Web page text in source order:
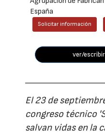
España
Solicitar información
ver/
El 23 de
congreso técnico
salvan vidas en la